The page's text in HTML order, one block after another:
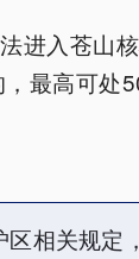
进入苍山
最高可处
区相关规定